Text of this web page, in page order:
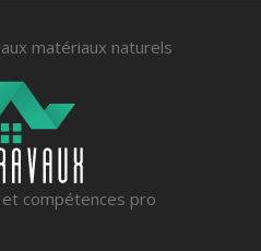
matériaux naturels
compétences pro